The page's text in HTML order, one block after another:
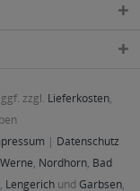
zzgl. Lieferkosten,
| Datenschutz
Werne, Nordhorn, Bad
, Lengerichund Garbsen,